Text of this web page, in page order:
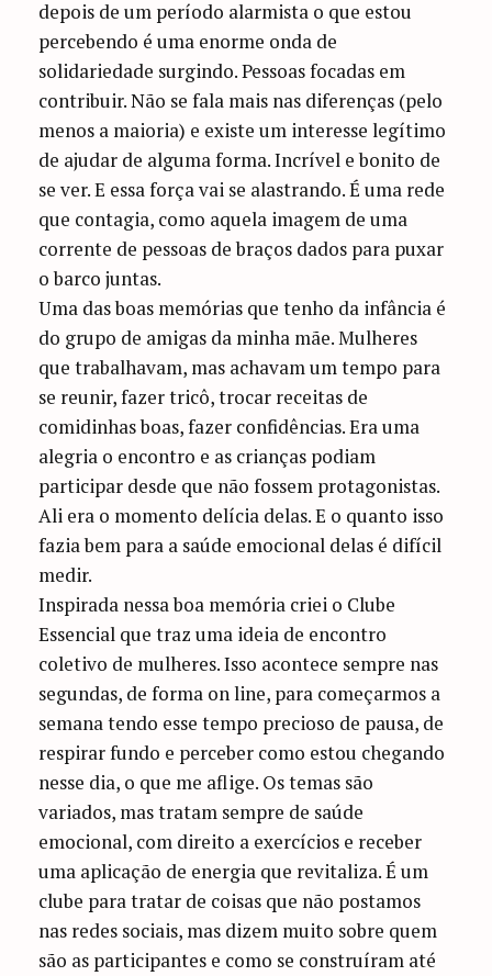
depois de um período alarmista o que estou
percebendo é uma enorme onda de
solidariedade surgindo. Pessoas focadas em
contribuir. Não se fala mais nas diferenças (pelo
menos a maioria) e existe um interesse legítimo
de ajudar de alguma forma. Incrível e bonito de
se ver. E essa força vai se alastrando. É uma rede
que contagia, como aquela imagem de uma
corrente de pessoas de braços dados para puxar
o barco juntas.
Uma das boas memórias que tenho da infância é
do grupo de amigas da minha mãe. Mulheres
que trabalhavam, mas achavam um tempo para
se reunir, fazer tricô, trocar receitas de
comidinhas boas, fazer confidências. Era uma
alegria o encontro e as crianças podiam
participar desde que não fossem protagonistas.
Ali era o momento delícia delas. E o quanto isso
fazia bem para a saúde emocional delas é difícil
medir.
Inspirada nessa boa memória criei o Clube
Essencial que traz uma ideia de encontro
coletivo de mulheres. Isso acontece sempre nas
segundas, de forma on line, para começarmos a
semana tendo esse tempo precioso de pausa, de
respirar fundo e perceber como estou chegando
nesse dia, o que me aflige. Os temas são
variados, mas tratam sempre de saúde
emocional, com direito a exercícios e receber
uma aplicação de energia que revitaliza. É um
clube para tratar de coisas que não postamos
nas redes sociais, mas dizem muito sobre quem
são as participantes e como se construíram até